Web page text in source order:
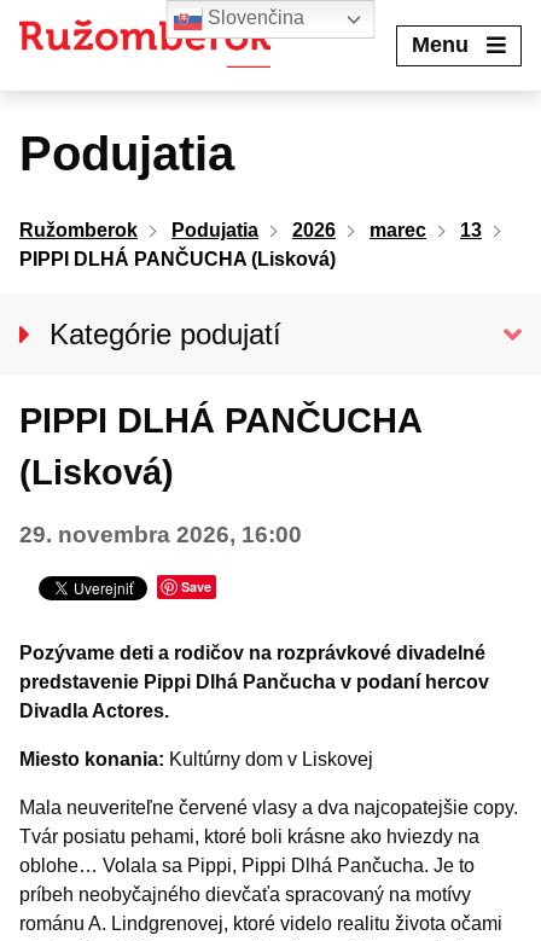
Menu
Podujatia
Ružomberok Podujatia 2026 marec
13
PIPPI DLHÁ PANČUCHA (Lisková)
Kategórie podujatí
Kino Kultúra
DIVADLO
Šport
Turistika
Iné podujatia
PIPPI DLHÁ PANČUCHA
(Lisková)
29. novembra 2026, 16:00
Save
Pozývame deti a rodičov na rozprávkové divadelné
predstavenie Pippi Dlhá Pančucha v podaní hercov
Divadla Actores.
Miesto konania: Kultúrny dom v Liskovej
Mala neuveriteľne červené vlasy a dva najcopatejšie copy.
Tvár posiatu pehami, ktoré boli krásne ako hviezdy na
oblohe… Volala sa Pippi, Pippi Dlhá Pančucha. Je to
príbeh neobyčajného dievčaťa spracovaný na motívy
románu A. Lindgrenovej, ktoré videlo realitu života očami
Slovenčina